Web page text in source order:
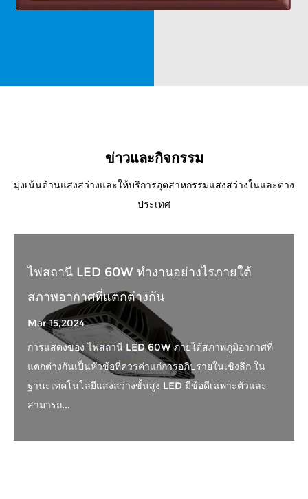
ข่าวและกิจกรรม
มุ่งเน้นด้านแสงสว่างและให้บริการอุตสาหกรรมแสงสว่างในและต่าง
ประเทศ
ไฟสถานี LED 60W ทำงานอย่างไรภายใต้
สภาพอากาศที่แตกต่างกัน
Mar 15,2024
การแสดงของ ไฟสถานี LED 60W ภายใต้สภาพภูมิอากาศที่
แตกต่างกันเป็นหัวข้อที่ควรค่าแก่การอภิปรายในเชิงลึก ใน
ฐานะเทคโนโลยีแสงสว่างขั้นสูง LED มีข้อดีเฉพาะตัวและ
สามารถ...